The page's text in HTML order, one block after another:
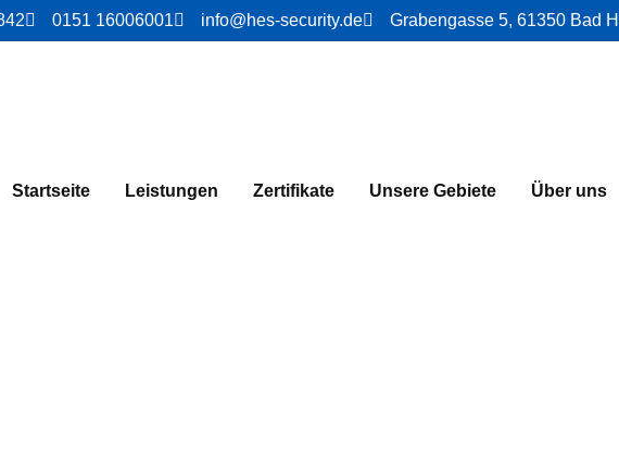
0151 16006001 info@hes-security.de Grabengasse 5, 61350 Bad
Startseite Leistungen Zertifikate Unsere Gebiete Über uns